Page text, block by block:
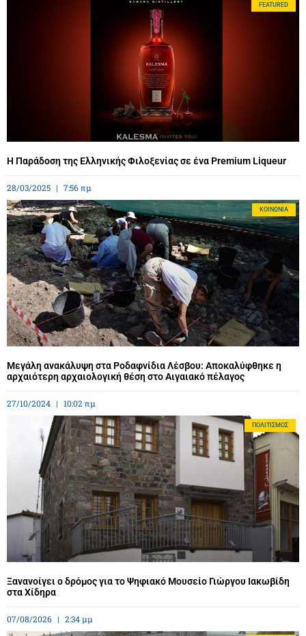
FEATURED
Η Παράδοση της Ελληνικής Φιλοξενίας σε ένα Premium Liqueur
28/03/2025 7:56 πμ
ΚΟΙΝΩΝΊΑ
Μεγάλη ανακάλυψη στα Ροδαφνίδια Λέσβου: Αποκαλύφθηκε η
αρχαιότερη αρχαιολογική θέση στο Αιγαιακό πέλαγος
27/10/2024 10:02 πμ
ΠΟΛΙΤΙΣΜΌΣ
Ξανανοίγει ο δρόμος για το Ψηφιακό Μουσείο Γιώργου Ιακωβίδη
στα Χίδηρα
07/08/2026 2:34 μμ